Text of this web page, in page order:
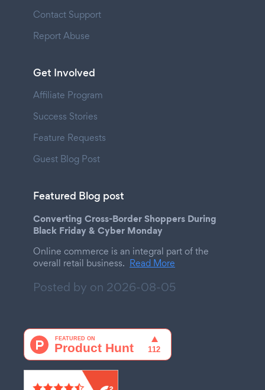
Contact Support
Report Abuse
Get Involved
Affiliate Program
Success Stories
Feature Requests
Guest Blog Post
Featured Blog post
Converting Cross-Border Shoppers During
Black Friday & Cyber Monday
Online commerce is an integral part of the
overall retail business. Read More
Posted by on 2026-08-05